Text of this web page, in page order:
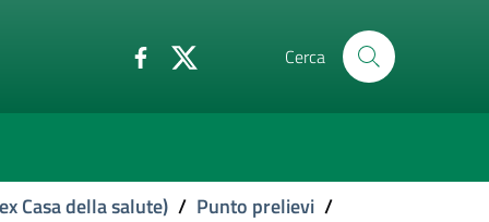
Cerca
Casa della salute) / Punto prelievi /